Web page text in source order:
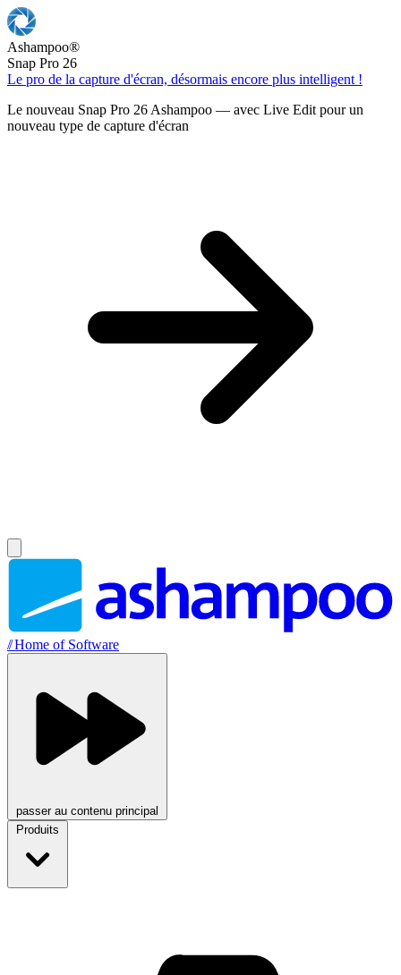
Ashampoo®
Snap Pro 26
Le pro de la capture d'écran, désormais encore plus intelligent !
Le nouveau Snap Pro 26 Ashampoo — avec Live Edit pour un
nouveau type de capture d'écran
//Home of Software
passer au contenu principal
Produits